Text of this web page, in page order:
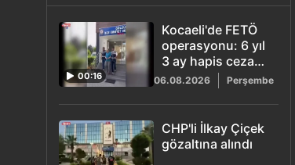
00:16
Kocaeli'de FETÖ
operasyonu: 6 yıl
3 ay hapis cezası
bulunan ihraç
kıdemli albay
yakalandı
06.08.2026 Perşembe
CHP'li İlkay Çiçek
gözaltına alındı